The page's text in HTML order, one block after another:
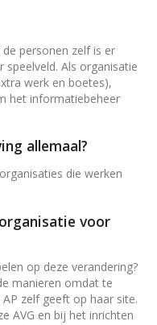
personen zelf is er
Als organisatie
werk en boetes),
het informatiebeheer
allemaal?
die werken
voor
op deze verandering?
manieren omdat te
zelf geeft op haar site.
AVG en bij het inrichten